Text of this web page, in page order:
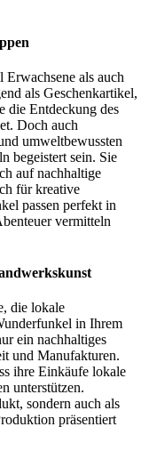
als auch
als Geschenkartikel,
die Entdeckung des
Doch auch
umweltbewussten
begeistert sein. Sie
auf nachhaltige
für kreative
passen perfekt in
vermitteln
die lokale
in Ihrem
ein nachhaltiges
und Manufakturen.
ihre Einkäufe lokale
unterstützen.
sondern auch als
präsentiert